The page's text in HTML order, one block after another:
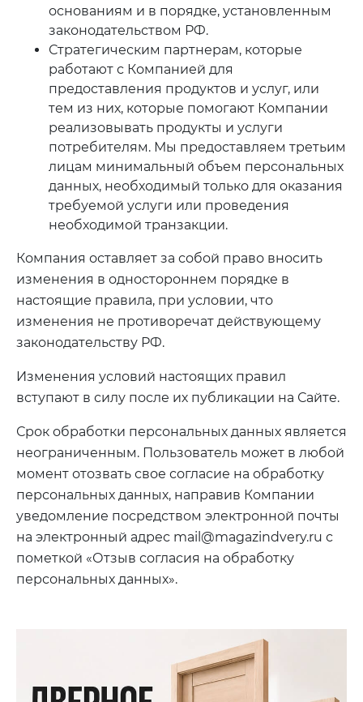
основаниям и в порядке, установленным
законодательством РФ.
Стратегическим партнерам, которые
работают с Компанией для
предоставления продуктов и услуг, или
тем из них, которые помогают Компании
реализовывать продукты и услуги
потребителям. Мы предоставляем третьим
лицам минимальный объем персональных
данных, необходимый только для оказания
требуемой услуги или проведения
необходимой транзакции.
Компания оставляет за собой право вносить
изменения в одностороннем порядке в
настоящие правила, при условии, что
изменения не противоречат действующему
законодательству РФ.
Изменения условий настоящих правил
вступают в силу после их публикации на Сайте.
Срок обработки персональных данных является
неограниченным. Пользователь может в любой
момент отозвать свое согласие на обработку
персональных данных, направив Компании
уведомление посредством электронной почты
на электронный адрес mail@magazindvery.ru с
пометкой «Отзыв согласия на обработку
персональных данных».